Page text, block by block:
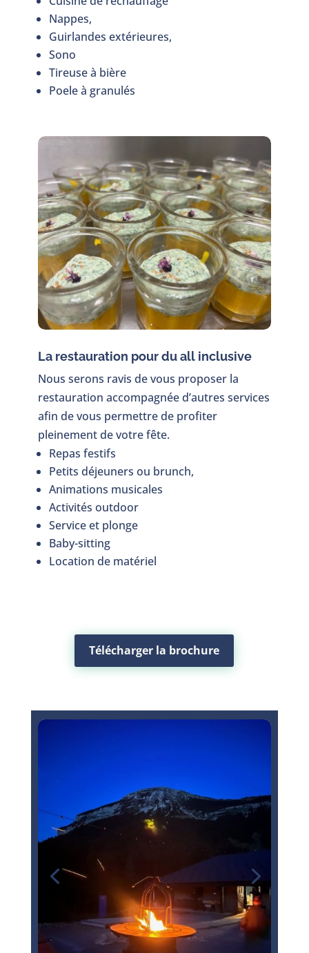
Nappes,
Guirlandes extérieures,
Sono
Tireuse à bière
Poele à granulés
La restauration pour du all inclusive
Nous serons ravis de vous proposer la
restauration accompagnée d’autres services
afin de vous permettre de profiter
pleinement de votre fête.
Repas festifs
Petits déjeuners ou brunch,
Animations musicales
Activités outdoor
Service et plonge
Baby-sitting
Location de matériel
Télécharger la brochure